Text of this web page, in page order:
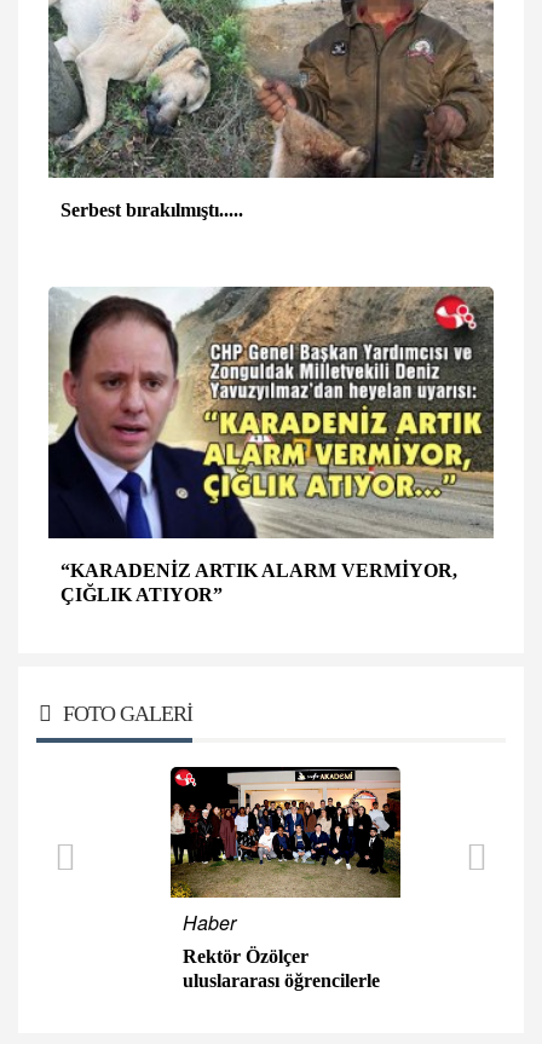
Serbest bırakılmıştı.....
“KARADENİZ ARTIK ALARM VERMİYOR,
ÇIĞLIK ATIYOR”
FOTO GALERİ
Haber
Rektör Özölçer
uluslararası öğrencilerle